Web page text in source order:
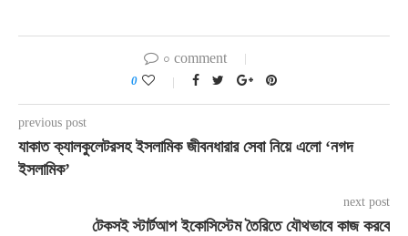
০ comment
0
previous post
যাকাত ক্যালকুলেটরসহ ইসলামিক জীবনধারার সেবা নিয়ে এলো ‘নগদ
ইসলামিক’
next post
টেকসই স্টার্টআপ ইকোসিস্টেম তৈরিতে যৌথভাবে কাজ করবে